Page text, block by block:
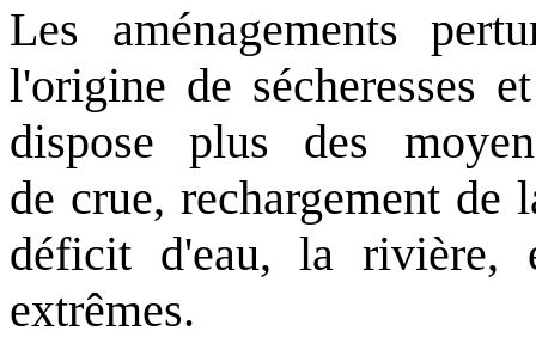
Les aménagements
l'origine de sécheresses
dispose plus des
de crue, rechargement de
déficit d'eau, la rivière,
extrêmes.